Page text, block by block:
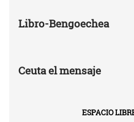
Libro-Bengoechea
Ceuta el mensaje
ESPACIO